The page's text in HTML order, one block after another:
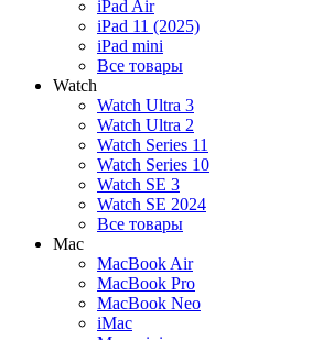
iPad Air
iPad 11 (2025)
iPad mini
Все товары
Watch
Watch Ultra 3
Watch Ultra 2
Watch Series 11
Watch Series 10
Watch SE 3
Watch SE 2024
Все товары
Mac
MacBook Air
MacBook Pro
MacBook Neo
iMac